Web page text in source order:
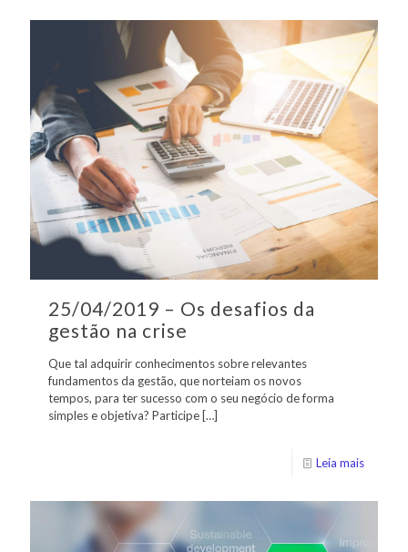
25/04/2019 – Os desafios da
gestão na crise
Que tal adquirir conhecimentos sobre relevantes
fundamentos da gestão, que norteiam os novos
tempos, para ter sucesso com o seu negócio de forma
simples e objetiva? Participe […]
Leia mais